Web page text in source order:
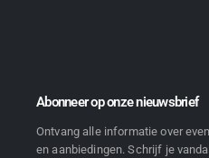
Abonneer op onze nieuwsbrief
Ontvang alle informatie over
en aanbiedingen. Schrijf je